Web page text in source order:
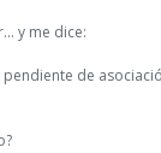
y me dice:
pendiente de